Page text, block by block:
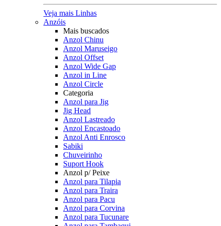
Veja mais Linhas
Anzóis
Mais buscados
Anzol Chinu
Anzol Maruseigo
Anzol Offset
Anzol Wide Gap
Anzol in Line
Anzol Circle
Categoria
Anzol para Jig
Jig Head
Anzol Lastreado
Anzol Encastoado
Anzol Anti Enrosco
Sabiki
Chuveirinho
Suport Hook
Anzol p/ Peixe
Anzol para Tilapia
Anzol para Traira
Anzol para Pacu
Anzol para Corvina
Anzol para Tucunare